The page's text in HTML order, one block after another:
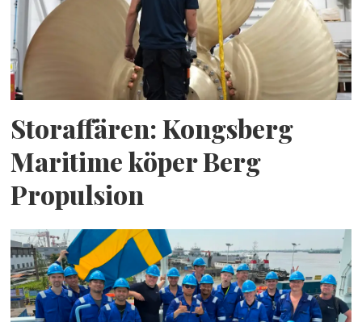
Storaffären: Kongsberg
Maritime köper Berg
Propulsion